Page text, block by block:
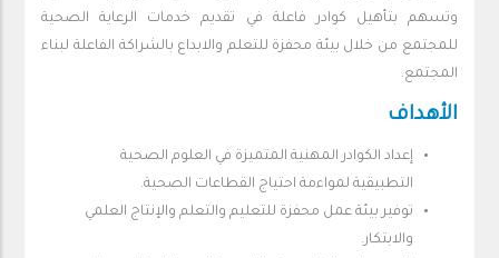
وتسهم بتأهيل كوادر فاعلة في تقديم خدمات الرعاية الصحية
للمجتمع من خلال بيئة محفزة للتعلم والابداع بالشراكة الفاعلة لبناء
المجتمع.
الأهداف
إعداد الكوادر المهنية المتميزة في العلوم الصحية
التطبيقية لمواءمة احتياج القطاعات الصحية.
توفير بيئة عمل محفزة للتعليم والتعلم والإنتاج العلمي
والابتكار.